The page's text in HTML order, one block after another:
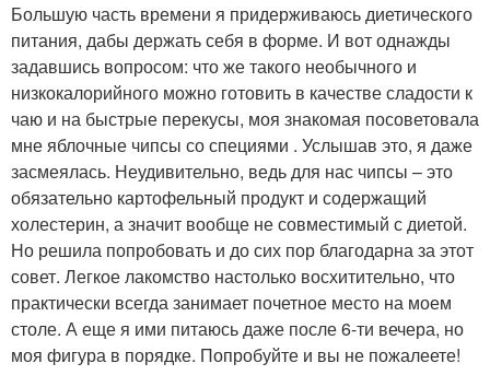
Большую часть времени я придерживаюсь диетического
питания, дабы держать себя в форме. И вот однажды
задавшись вопросом: что же такого необычного и
низкокалорийного можно готовить в качестве сладости к
чаю и на быстрые перекусы, моя знакомая посоветовала
мне яблочные чипсы со специями . Услышав это, я даже
засмеялась. Неудивительно, ведь для нас чипсы – это
обязательно картофельный продукт и содержащий
холестерин, а значит вообще не совместимый с диетой.
Но решила попробовать и до сих пор благодарна за этот
совет. Легкое лакомство настолько восхитительно, что
практически всегда занимает почетное место на моем
столе. А еще я ими питаюсь даже после 6-ти вечера, но
моя фигура в порядке. Попробуйте и вы не пожалеете!